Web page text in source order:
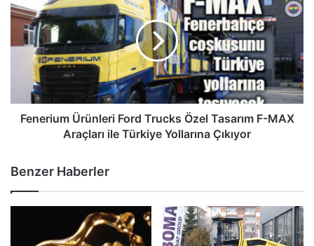
Ford
Trucks
Özel
Tasarım
Araçları
Fenerium Ürünleri Ford Trucks Özel Tasarım F-MAX
Araçları ile Türkiye Yollarına Çıkıyor
Benzer Haberler